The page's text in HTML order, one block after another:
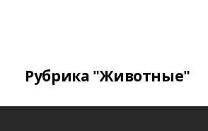
Рубрика "Животные"